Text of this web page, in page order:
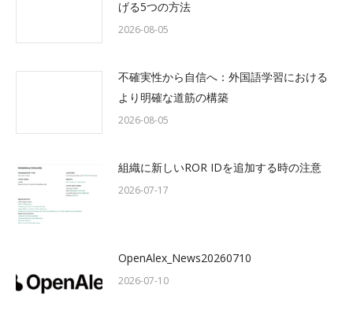
げる5つの方法
2026-08-05
不確実性から自信へ：外国語学習における
より明確な道筋の構築
2026-08-05
組織に新しいROR IDを追加する時の注意
2026-07-17
OpenAlex_News20260710
2026-07-10